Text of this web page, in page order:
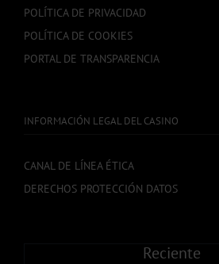
POLÍTICA DE PRIVACIDAD
POLÍTICA DE COOKIES
PORTAL DE TRANSPARENCIA
INFORMACIÓN LEGAL DEL CASINO
CANAL DE LÍNEA ÉTICA
DERECHOS PROTECCIÓN DATOS
Reciente